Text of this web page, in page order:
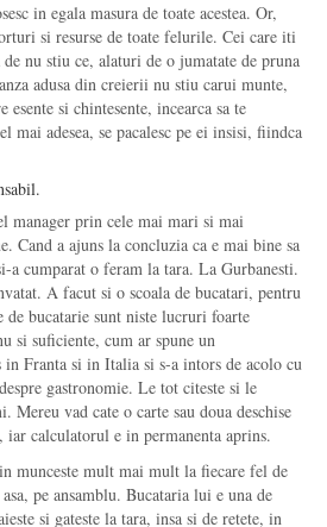
in egala masura de toate acestea. Or,
si resurse de toate felurile. Cei care iti
nu stiu ce, alaturi de o jumatate de pruna
adusa din creierii nu stiu carui munte,
si chintesente, incearca sa te
mai adesea, se pacalesc pe ei insisi, fiindca
manager prin cele mai mari si mai
Cand a ajuns la concluzia ca e mai bine sa
a cumparat o feram la tara. La Gurbanesti.
A facut si o scoala de bucatari, pentru
bucatarie sunt niste lucruri foarte
si suficiente, cum ar spune un
Franta si in Italia si s-a intors de acolo cu
gastronomie. Le tot citeste si le
Mereu vad cate o carte sau doua deschise
iar calculatorul e in permanenta aprins.
munceste mult mai mult la fiecare fel de
pe ansamblu. Bucataria lui e una de
si gateste la tara, insa si de retete, in